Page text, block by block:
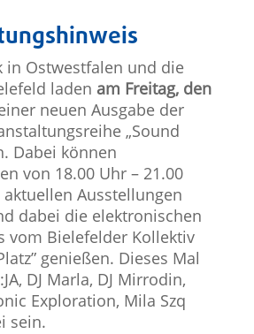
in Ostwestfalen und die
laden am Freitag, den
neuen Ausgabe der
„Sound
Dabei können
von 18.00 Uhr – 21.00
Ausstellungen
dabei die elektronischen
vom Bielefelder Kollektiv
genießen. Dieses Mal
DJ Marla, DJ Mirrodin,
Exploration, Mila Szq
sein.